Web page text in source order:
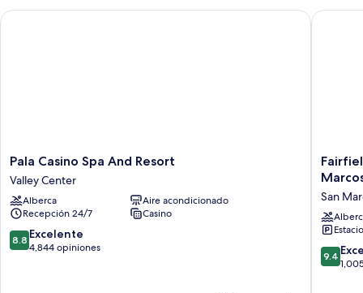
Pala
Casino
Spa
And
Resort
Valley
Center
Pala Casino Spa And Resort
Valley Center
Alberca
Aire acondicionado
Recepción 24/7
Casino
8.8
de
8.8 Excelente
4,844 opiniones
Pala Casino Spa And Resort
Fairfield
Inn
Suites
San
Diego
North/
Marcos
San
9.4
de
9.4
Fairfield